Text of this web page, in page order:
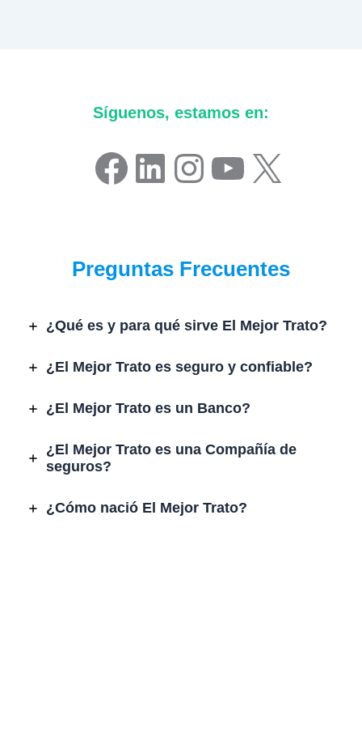
Síguenos, estamos en:
Facebook
LinkedIn
Instagram
YouTube
X
Preguntas Frecuentes
¿Qué es y para qué sirve El Mejor Trato?
¿El Mejor Trato es seguro y confiable?
¿El Mejor Trato es un Banco?
¿El Mejor Trato es una Compañía de
seguros?
¿Cómo nació El Mejor Trato?